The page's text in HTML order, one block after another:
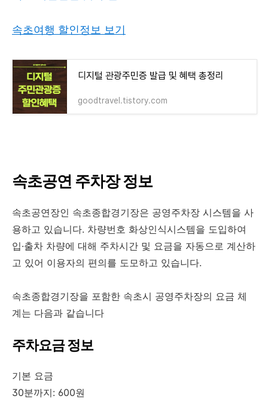
속초여행 할인정보 보기
디지털 관광주민증 발급 및 혜택 총정리
goodtravel.tistory.com
속초공연 주차장 정보
속초공연장인 속초종합경기장은 공영주차장 시스템을 사
용하고 있습니다. 차량번호 화상인식시스템을 도입하여
입·출차 차량에 대해 주차시간 및 요금을 자동으로 계산하
고 있어 이용자의 편의를 도모하고 있습니다.
속초종합경기장을 포함한 속초시 공영주차장의 요금 체
계는 다음과 같습니다
주차요금 정보
기본 요금
30분까지: 600원